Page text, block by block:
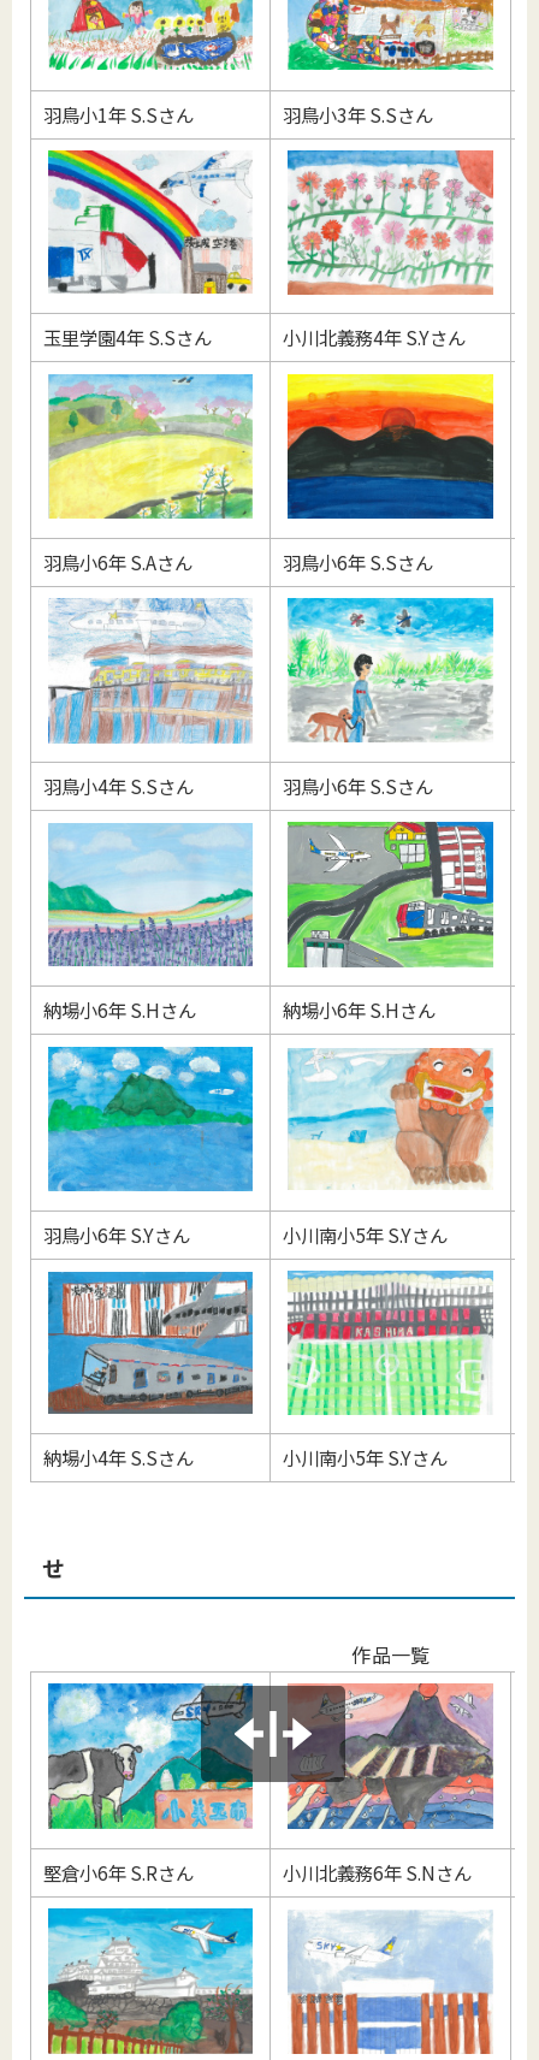
羽鳥小1年 S.Sさん 羽鳥小3年 S.Sさん
玉里学園4年 S.Sさん 小川北義務4年 S.Yさん
羽鳥小6年 S.Aさん 羽鳥小6年 S.Sさん
羽鳥小4年 S.Sさん 羽鳥小6年 S.Sさん
納場小6年 S.Hさん 納場小6年 S.Hさん
羽鳥小6年 S.Yさん 小川南小5年 S.Yさん
納場小4年 S.Sさん 小川南小5年 S.Yさん
せ
作品一覧
堅倉小6年 S.Rさん 小川北義務6年 S.Nさん